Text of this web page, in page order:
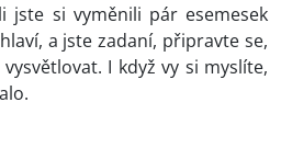
jste si vyměnili pár esemesek
a jste zadaní, připravte se,
I když vy si myslíte,